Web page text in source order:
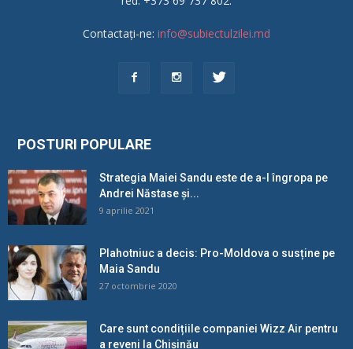
Contactați-ne: info@subiectulzilei.md
POSTURI POPULARE
Strategia Maiei Sandu este de a-l îngropa pe
Andrei Năstase și...
9 aprilie 2021
Plahotniuc a decis: Pro-Moldova o susține pe
Maia Sandu
27 octombrie 2020
Care sunt condițiile companiei Wizz Air pentru
a reveni la Chișinău